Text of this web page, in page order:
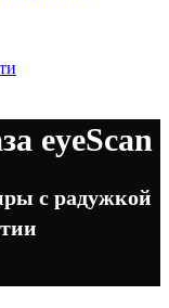
eyeScan
с радужкой